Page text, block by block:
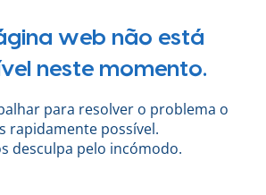
web não está
neste momento.
para resolver o problema o
rapidamente possível.
desculpa pelo incómodo.